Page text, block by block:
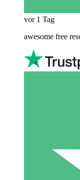
vor 1 Tag
awesome free